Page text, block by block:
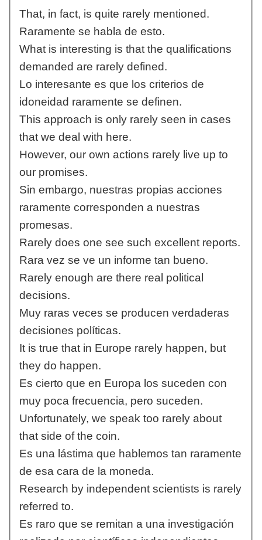
That, in fact, is quite rarely mentioned.
Raramente se habla de esto.
What is interesting is that the qualifications
demanded are rarely defined.
Lo interesante es que los criterios de
idoneidad raramente se definen.
This approach is only rarely seen in cases
that we deal with here.
However, our own actions rarely live up to
our promises.
Sin embargo, nuestras propias acciones
raramente corresponden a nuestras
promesas.
Rarely does one see such excellent reports.
Rara vez se ve un informe tan bueno.
Rarely enough are there real political
decisions.
Muy raras veces se producen verdaderas
decisiones políticas.
It is true that in Europe rarely happen, but
they do happen.
Es cierto que en Europa los suceden con
muy poca frecuencia, pero suceden.
Unfortunately, we speak too rarely about
that side of the coin.
Es una lástima que hablemos tan raramente
de esa cara de la moneda.
Research by independent scientists is rarely
referred to.
Es raro que se remitan a una investigación